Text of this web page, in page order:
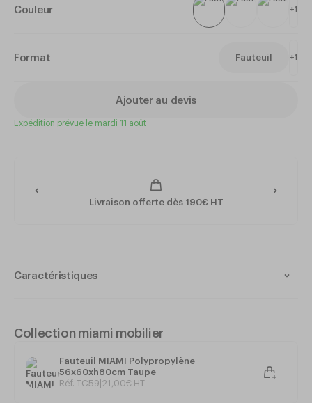
Couleur +1
Format Fauteuil +1
Ajouter au devis
Expédition prévue le mardi 11 août
Livraison offerte dès 190€ HT
Caractéristiques
Monobloc
Empilable
Grande stabilité
100% recyclable
Collection miami mobilier
Fauteuil MIAMI Polypropylène
56x60xh80cm Taupe
Réf. TC59 21 00€ HT